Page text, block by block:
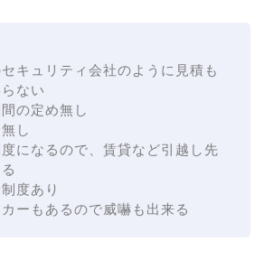
キュリティ会社のように見積も
ない
の定め無し
し
になるので、賃貸など引越し先
度あり
ーもあるので威嚇も出来る